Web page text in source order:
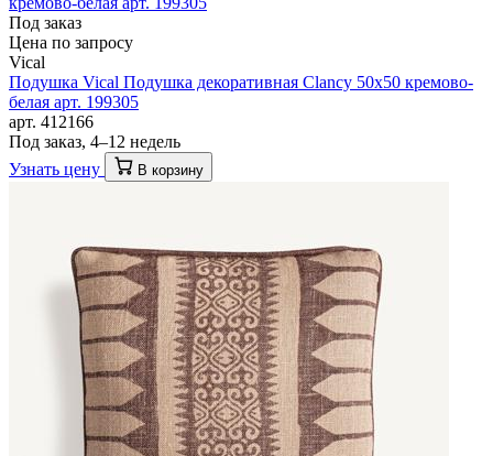
Под заказ
Цена по запросу
Vical
Подушка Vical Подушка декоративная Clancy 50x50 кремово-
белая арт. 199305
арт. 412166
Под заказ, 4–12 недель
Узнать цену
В корзину